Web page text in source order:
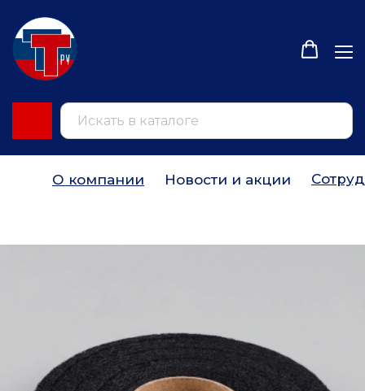
О компании Новости и акции